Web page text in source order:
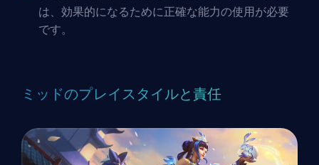
は、効果的になるために正確な能力の使用が必要
です。
ミッドのプレイスタイルと責任